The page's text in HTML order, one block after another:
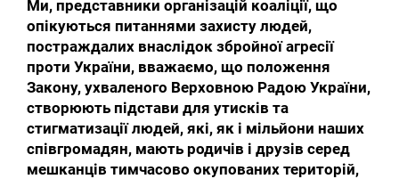
Ми, представники організацій коаліції, що
опікуються питаннями захисту людей,
постраждалих внаслідок збройної агресії
проти України, вважаємо, що положення
Закону, ухваленого Верховною Радою України,
створюють підстави для утисків та
стигматизації людей, які, як і мільйони наших
співгромадян, мають родичів і друзів серед
мешканців тимчасово окупованих територій,